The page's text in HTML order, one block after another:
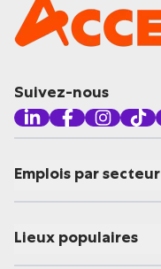
Suivez-nous
Emplois par secteur
Lieux populaires